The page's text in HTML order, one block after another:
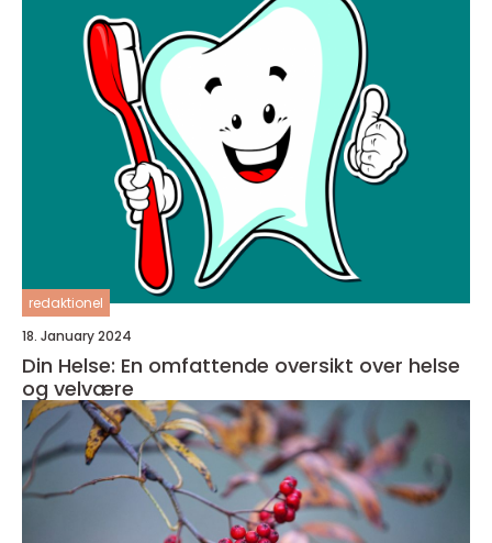
redaktionel
18. January 2024
Din Helse: En omfattende oversikt over helse
og velvære